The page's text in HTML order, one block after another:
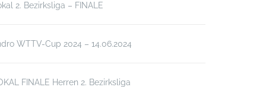
2. Bezirksliga – FINALE
WTTV-Cup 2024 – 14.06.2024
FINALE Herren 2. Bezirksliga